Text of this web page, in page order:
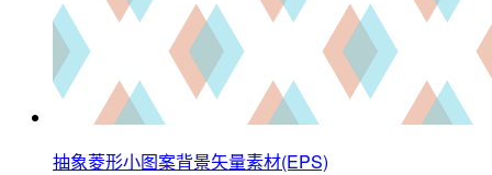
抽象菱形小图案背景矢量素材(EPS)